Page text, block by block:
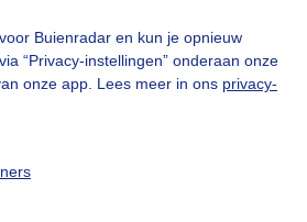
Buienradar en kun je opnieuw
“Privacy-instellingen” onderaan onze
onze app. Lees meer in ons privacy-